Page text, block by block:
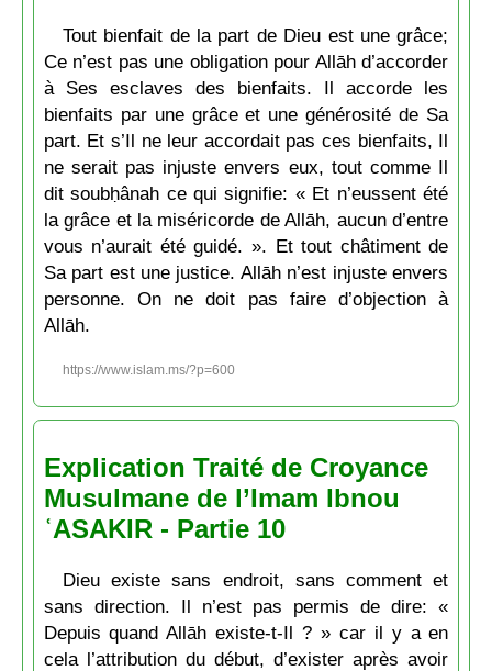
Tout bienfait de la part de Dieu est une grâce;
Ce n’est pas une obligation pour Allāh d’accorder
à Ses esclaves des bienfaits. Il accorde les
bienfaits par une grâce et une générosité de Sa
part. Et s’Il ne leur accordait pas ces bienfaits, Il
ne serait pas injuste envers eux, tout comme Il
dit soubḥânah ce qui signifie: « Et n’eussent été
la grâce et la miséricorde de Allāh, aucun d’entre
vous n’aurait été guidé. ». Et tout châtiment de
Sa part est une justice. Allāh n’est injuste envers
personne. On ne doit pas faire d’objection à
Allāh.
https://www.islam.ms/?p=600
Explication Traité de Croyance
Musulmane de l’Imam Ibnou
ʿASAKIR - Partie 10
Dieu existe sans endroit, sans comment et
sans direction. Il n’est pas permis de dire: «
Depuis quand Allāh existe-t-Il ? » car il y a en
cela l’attribution du début, d’exister après avoir